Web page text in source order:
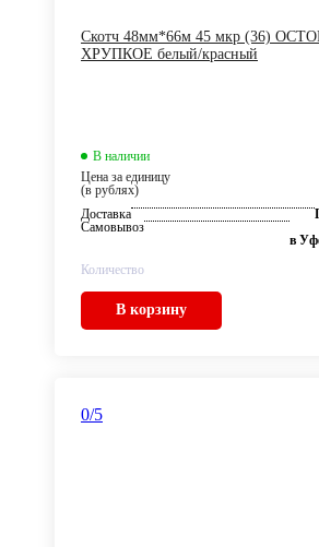
Скотч 48мм*66м 45 мкр (36)
ХРУПКОЕ белый/красный
В наличии
Цена за единицу
(в рублях)
Доставка
Самовывоз
в
Количество
В корзину
0/5